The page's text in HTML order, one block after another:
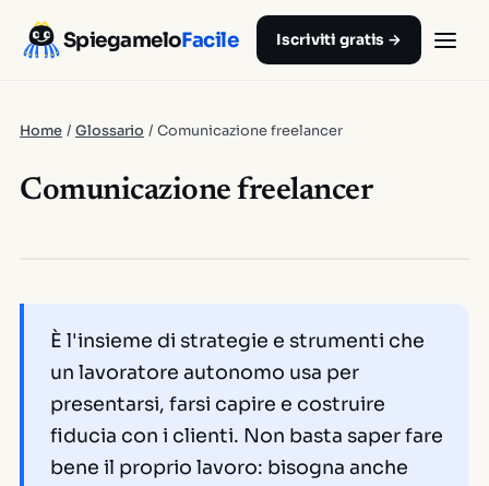
SpiegameloFacile Iscriviti gratis →
Home / Glossario / Comunicazione freelancer
Comunicazione freelancer
È l'insieme di strategie e strumenti che
un lavoratore autonomo usa per
presentarsi, farsi capire e costruire
fiducia con i clienti. Non basta saper fare
bene il proprio lavoro: bisogna anche